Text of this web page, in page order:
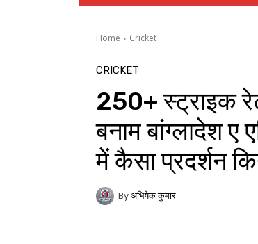
Home Cricket
CRICKET
250+ स्ट्राइक
बनाम बांग्लादेश ए
में कैसा प्रदर्शन
By अभिषेक कुमार